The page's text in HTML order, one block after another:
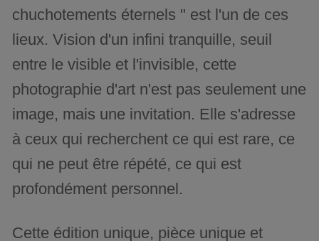
chuchotements éternels " est l'un de ces
lieux. Vision d'un infini tranquille, seuil
entre le visible et l'invisible, cette
photographie d'art n'est pas seulement une
image, mais une invitation. Elle s'adresse
à ceux qui recherchent ce qui est rare, ce
qui ne peut être répété, ce qui est
profondément personnel.
Cette édition unique, pièce unique et